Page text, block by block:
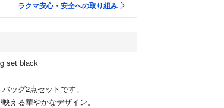
ラクマ安心・安全への取り組み
set black
ッグ2点セットです。
える華やかなデザイン。